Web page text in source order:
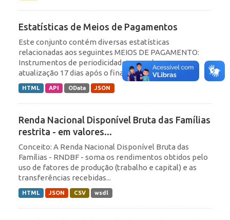
Estatísticas de Meios de Pagamentos
Este conjunto contém diversas estatísticas
relacionadas aos seguintes MEIOS DE PAGAMENTO:
Instrumentos de periodicidade mensal, com
atualização 17 dias após o final do mês de...
HTML API OData JSON
Renda Nacional Disponível Bruta das Famílias
restrita - em valores...
Conceito: A Renda Nacional Disponível Bruta das
Famílias - RNDBF - soma os rendimentos obtidos pelo
uso de fatores de produção (trabalho e capital) e as
transferências recebidas...
HTML JSON CSV wsdl